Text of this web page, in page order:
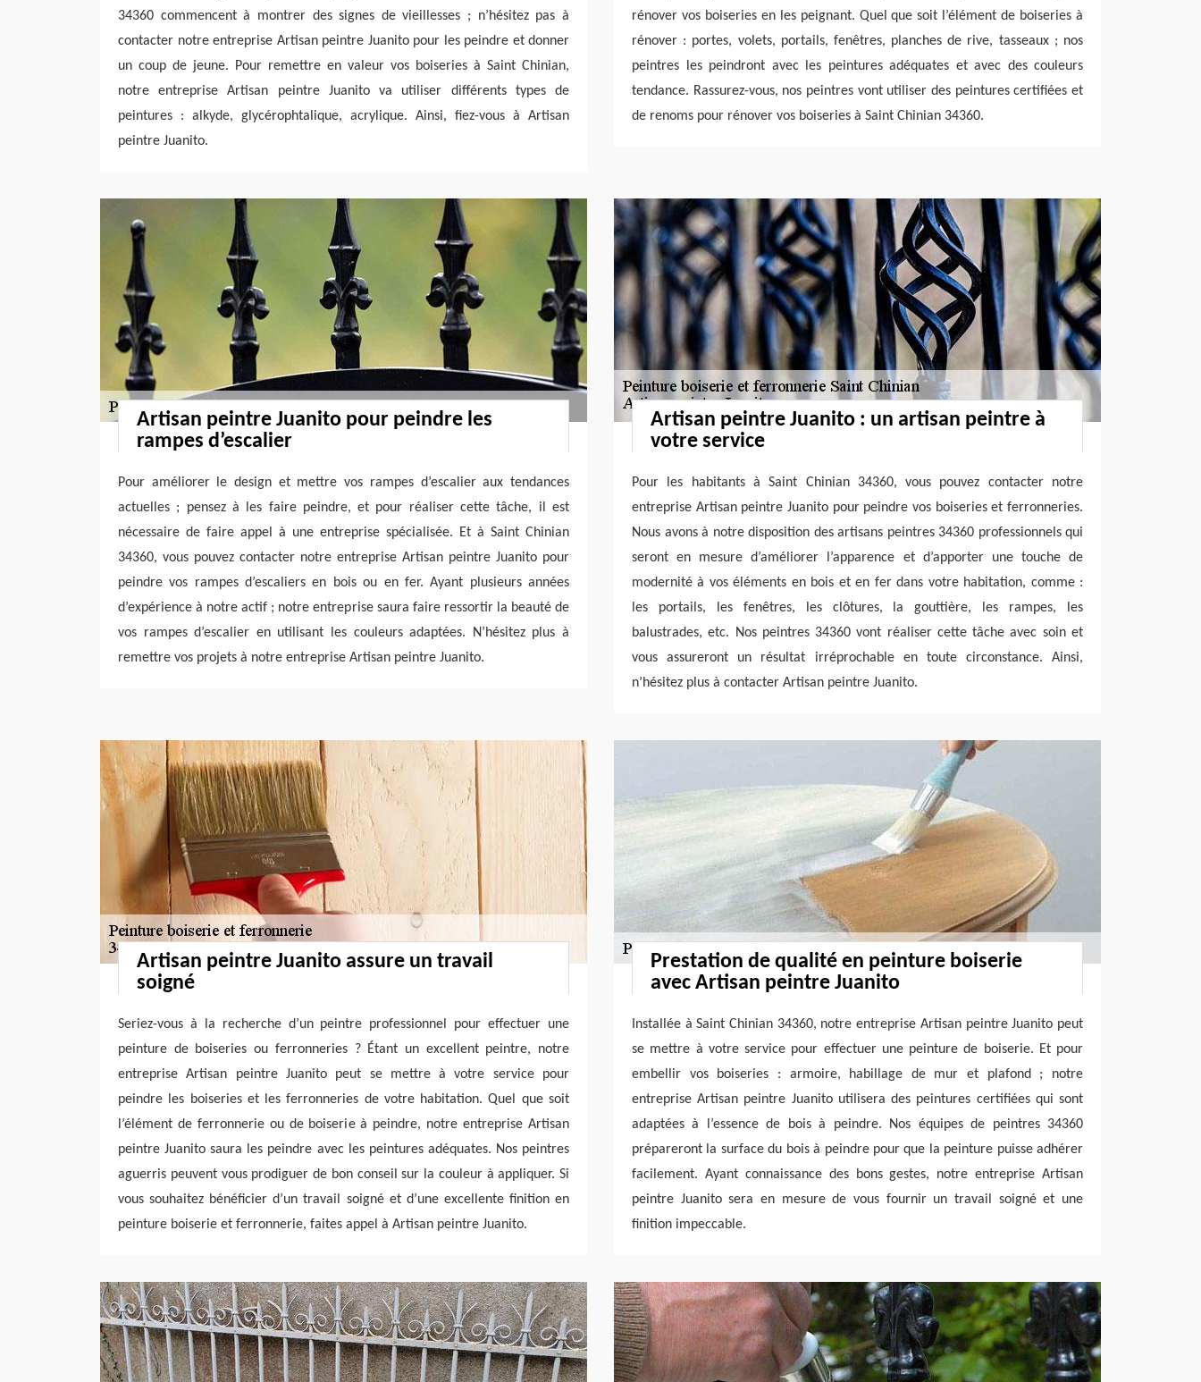
34360 commencent à montrer des signes de vieillesses ; n’hésitez pas à
contacter notre entreprise Artisan peintre Juanito pour les peindre et donner
un coup de jeune. Pour remettre en valeur vos boiseries à Saint Chinian,
notre entreprise Artisan peintre Juanito va utiliser différents types de
peintures : alkyde, glycérophtalique, acrylique. Ainsi, fiez-vous à Artisan
peintre Juanito.
rénover vos boiseries en les peignant. Quel que soit l’élément de boiseries à
rénover : portes, volets, portails, fenêtres, planches de rive, tasseaux ; nos
peintres les peindront avec les peintures adéquates et avec des couleurs
tendance. Rassurez-vous, nos peintres vont utiliser des peintures certifiées et
de renoms pour rénover vos boiseries à Saint Chinian 34360.
Artisan peintre Juanito pour peindre les
rampes d’escalier
Pour améliorer le design et mettre vos rampes d’escalier aux tendances
actuelles ; pensez à les faire peindre, et pour réaliser cette tâche, il est
nécessaire de faire appel à une entreprise spécialisée. Et à Saint Chinian
34360, vous pouvez contacter notre entreprise Artisan peintre Juanito pour
peindre vos rampes d’escaliers en bois ou en fer. Ayant plusieurs années
d’expérience à notre actif ; notre entreprise saura faire ressortir la beauté de
vos rampes d’escalier en utilisant les couleurs adaptées. N’hésitez plus à
remettre vos projets à notre entreprise Artisan peintre Juanito.
Artisan peintre Juanito : un artisan peintre à
votre service
Pour les habitants à Saint Chinian 34360, vous pouvez contacter notre
entreprise Artisan peintre Juanito pour peindre vos boiseries et ferronneries.
Nous avons à notre disposition des artisans peintres 34360 professionnels qui
seront en mesure d’améliorer l’apparence et d’apporter une touche de
modernité à vos éléments en bois et en fer dans votre habitation, comme :
les portails, les fenêtres, les clôtures, la gouttière, les rampes, les
balustrades, etc. Nos peintres 34360 vont réaliser cette tâche avec soin et
vous assureront un résultat irréprochable en toute circonstance. Ainsi,
n’hésitez plus à contacter Artisan peintre Juanito.
Artisan peintre Juanito assure un travail
soigné
Seriez-vous à la recherche d’un peintre professionnel pour effectuer une
peinture de boiseries ou ferronneries ? Étant un excellent peintre, notre
entreprise Artisan peintre Juanito peut se mettre à votre service pour
peindre les boiseries et les ferronneries de votre habitation. Quel que soit
l’élément de ferronnerie ou de boiserie à peindre, notre entreprise Artisan
peintre Juanito saura les peindre avec les peintures adéquates. Nos peintres
aguerris peuvent vous prodiguer de bon conseil sur la couleur à appliquer. Si
vous souhaitez bénéficier d’un travail soigné et d’une excellente finition en
peinture boiserie et ferronnerie, faites appel à Artisan peintre Juanito.
Prestation de qualité en peinture boiserie
avec Artisan peintre Juanito
Installée à Saint Chinian 34360, notre entreprise Artisan peintre Juanito peut
se mettre à votre service pour effectuer une peinture de boiserie. Et pour
embellir vos boiseries : armoire, habillage de mur et plafond ; notre
entreprise Artisan peintre Juanito utilisera des peintures certifiées qui sont
adaptées à l’essence de bois à peindre. Nos équipes de peintres 34360
prépareront la surface du bois à peindre pour que la peinture puisse adhérer
facilement. Ayant connaissance des bons gestes, notre entreprise Artisan
peintre Juanito sera en mesure de vous fournir un travail soigné et une
finition impeccable.